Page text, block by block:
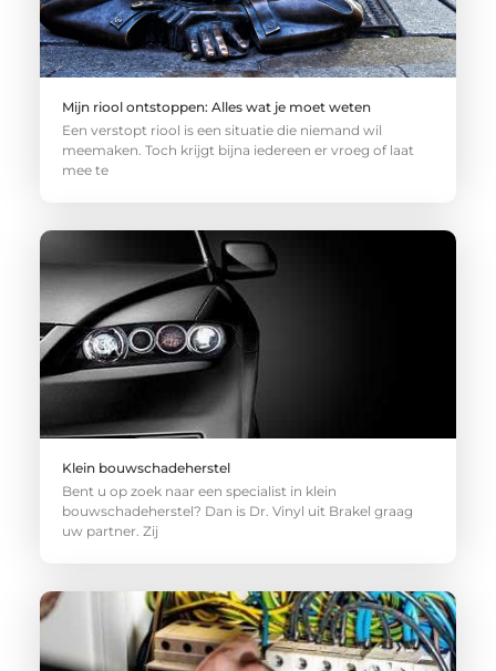
Mijn riool ontstoppen: Alles wat je moet weten
Een verstopt riool is een situatie die niemand wil
meemaken. Toch krijgt bijna iedereen er vroeg of laat
mee te
Klein bouwschadeherstel
Bent u op zoek naar een specialist in klein
bouwschadeherstel? Dan is Dr. Vinyl uit Brakel graag
uw partner. Zij